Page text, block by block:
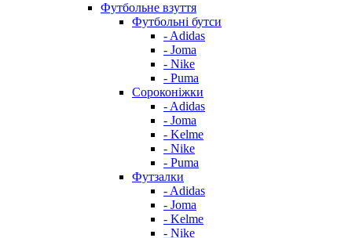
Футбольне взуття
Футбольні бутси
- Adidas
- Joma
- Nike
- Puma
Сороконіжки
- Adidas
- Joma
- Kelme
- Nike
- Puma
Футзалки
- Adidas
- Joma
- Kelme
- Nike